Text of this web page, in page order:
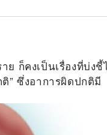
ก็คงเป็นเรื่องที่บ่งชี้
” ซึ่งอาการผิดปกติมี